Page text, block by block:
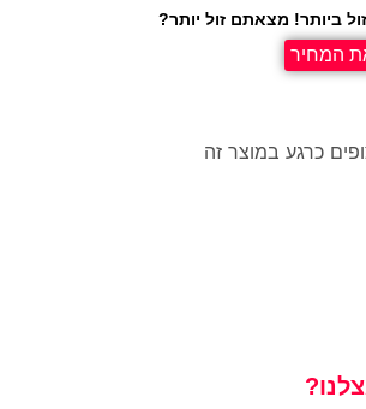
ביותר! מצאתם זול יותר?
המחיר
כרגע במוצר זה